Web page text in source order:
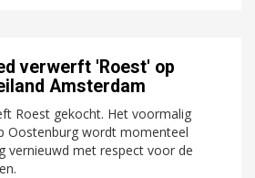
verwerft 'Roest' op
Amsterdam
Roest gekocht. Het voormalig
Oostenburg wordt momenteel
vernieuwd met respect voor de